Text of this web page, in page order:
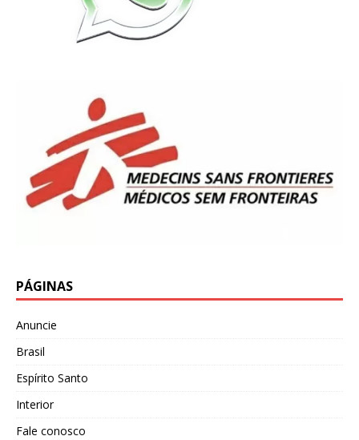
PÁGINAS
Anuncie
Brasil
Espírito Santo
Interior
Fale conosco